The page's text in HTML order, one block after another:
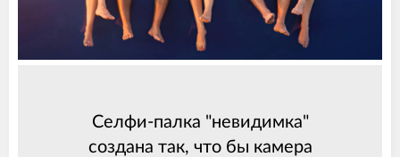
Селфи-палка "невидимка"
создана так, что бы камера